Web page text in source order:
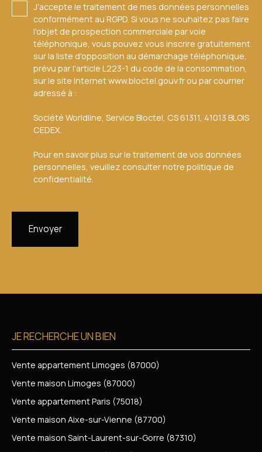
J'accepte le traitement de mes données personnelles
conformément au RGPD. Si vous ne souhaitez pas faire
l'objet de prospection commerciale par voie
téléphonique, vous pouvez vous inscrire gratuitement
sur la liste d'opposition au démarchage téléphonique,
prévu par l'article L223-1 du code de la consommation,
sur le site Internet www.bloctel.gouv.fr ou par courrier
adressé à :
Société Worldline, Service Bloctel, CS 61311, 41013 BLOIS
CEDEX.
Pour en savoir plus sur le traitement de vos données
personnelles, veuillez consulter notre politique de
confidentialité.
Envoyer
JE RECHERCHE UN BIEN
Vente appartement Limoges (87000)
Vente maison Limoges (87000)
Vente appartement Paris (75018)
Vente maison Aixe-sur-Vienne (87700)
Vente maison Saint-Laurent-sur-Gorre (87310)